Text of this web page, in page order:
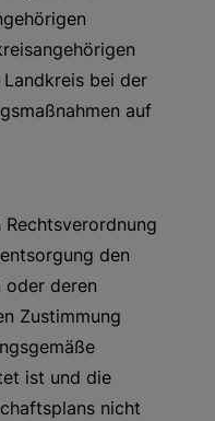
bei der
auf
den
oder deren
Zustimmung
ist und die
nicht